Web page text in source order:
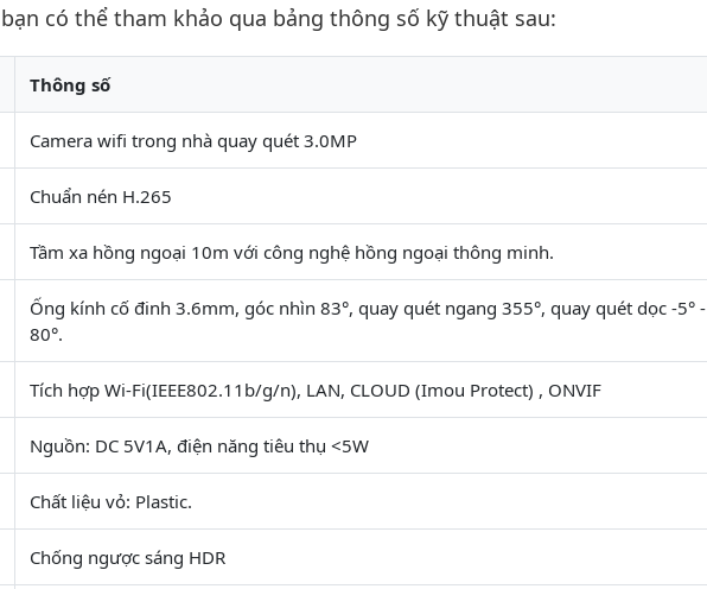
có thể tham khảo qua bảng thông số kỹ thuật sau:
Thông số
Camera wifi trong nhà quay quét 3.0MP
Chuẩn nén H.265
Tầm xa hồng ngoại 10m với công nghệ hồng ngoại thông minh.
Ống kính cố đinh 3.6mm, góc nhìn 83°, quay quét ngang 355°, quay quét dọc -5° -
80°.
Tích hợp Wi-Fi(IEEE802.11b/g/n), LAN, CLOUD (Imou Protect) , ONVIF
Nguồn: DC 5V1A, điện năng tiêu thụ <5W
Chất liệu vỏ: Plastic.
Chống ngược sáng HDR